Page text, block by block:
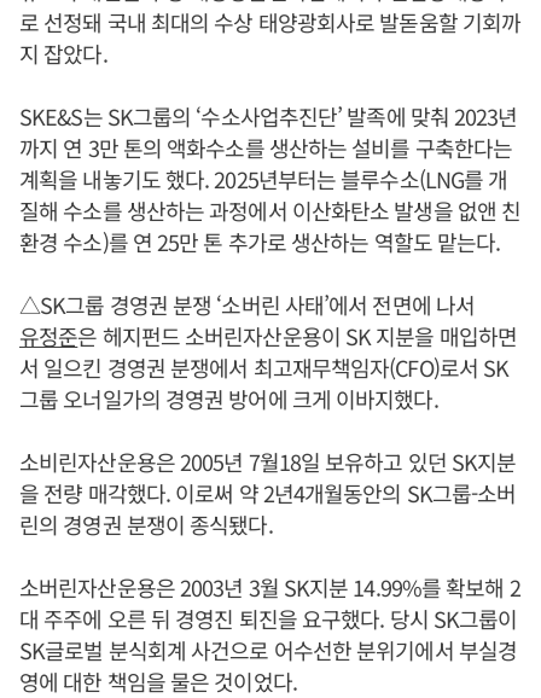
로 선정돼 국내 최대의 수상 태양광회사로 발돋움할 기회까
지 잡았다.
SKE&S는 SK그룹의 ‘수소사업추진단’ 발족에 맞춰 2023년
까지 연 3만 톤의 액화수소를 생산하는 설비를 구축한다는
계획을 내놓기도 했다. 2025년부터는 블루수소(LNG를 개
질해 수소를 생산하는 과정에서 이산화탄소 발생을 없앤 친
환경 수소)를 연 25만 톤 추가로 생산하는 역할도 맡는다.
△SK그룹 경영권 분쟁 ‘소버린 사태’에서 전면에 나서
유정준은 헤지펀드 소버린자산운용이 SK 지분을 매입하면
서 일으킨 경영권 분쟁에서 최고재무책임자(CFO)로서 SK
그룹 오너일가의 경영권 방어에 크게 이바지했다.
소비린자산운용은 2005년 7월18일 보유하고 있던 SK지분
을 전량 매각했다. 이로써 약 2년4개월동안의 SK그룹-소버
린의 경영권 분쟁이 종식됐다.
소버린자산운용은 2003년 3월 SK지분 14.99%를 확보해 2
대 주주에 오른 뒤 경영진 퇴진을 요구했다. 당시 SK그룹이
SK글로벌 분식회계 사건으로 어수선한 분위기에서 부실경
영에 대한 책임을 물은 것이었다.